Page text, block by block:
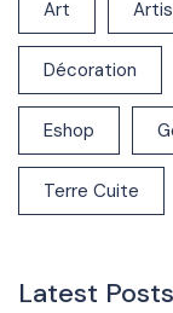
Art
Décoration
Eshop
Terre Cuite
Latest Posts